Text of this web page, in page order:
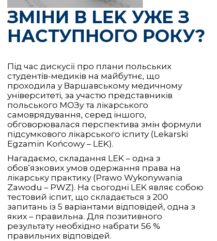
ЗМІНИ В LEK УЖЕ З
НАСТУПНОГО РОКУ?
Під час дискусії про плани польських
студентів-медиків на майбутнє, що
проходила у Варшавському медичному
університеті, за участю представників
польського МОЗу та лікарського
самоврядування, серед іншого,
обговорювалася перспектива змін формули
підсумкового лікарського іспиту (Lekarski
Egzamin Końcowy – LEK).
Нагадаємо, складання LEK – одна з
обов’язкових умов одержання права на
лікарську практику (Prawo Wykonywania
Zawodu – PWZ). На сьогодні LEK являє собою
тестовий іспит, що складається з 200
запитань із 5 варіантами відповідей, одна з
яких – правильна. Для позитивного
результату необхідно набрати 56 %
правильних відповідей.